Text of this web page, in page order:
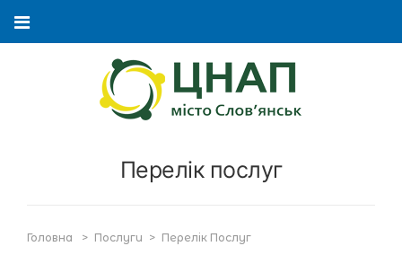
Перелік послуг
Головна > Послуги > Перелік Послуг